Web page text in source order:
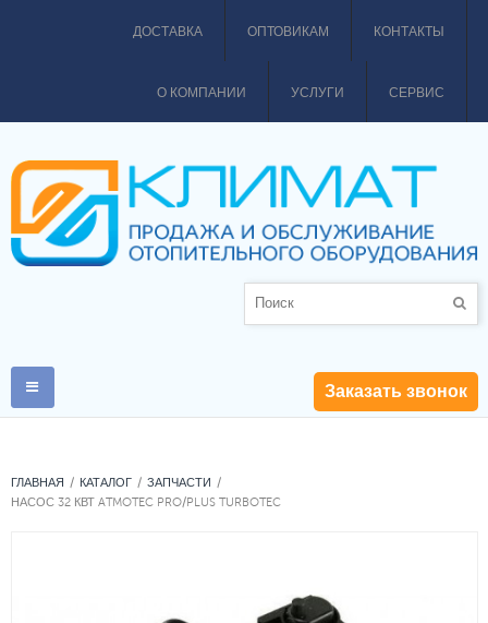
КОНТАКТЫ
ОПТОВИКАМ
ДОСТАВКА
СЕРВИС
УСЛУГИ
О КОМПАНИИ
Заказать звонок
ГЛАВНАЯ КАТАЛОГ
ЗАПЧАСТИ
НАСОС 32 КВТ ATMOTEC PRO/PLUS TURBOTEC